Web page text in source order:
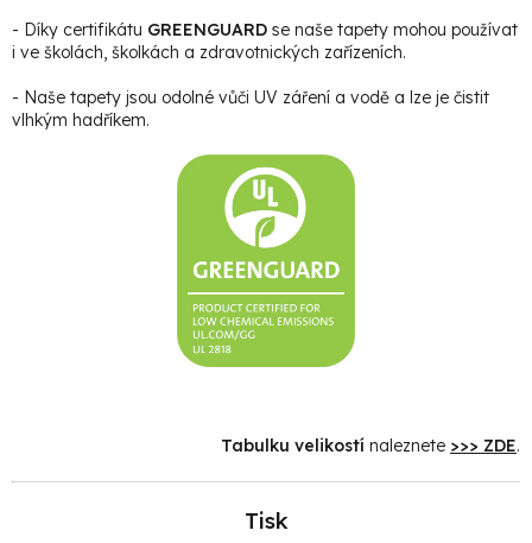
- Díky certifikátu GREENGUARD se naše tapety mohou používat
i ve školách, školkách a zdravotnických zařízeních.
- Naše tapety jsou odolné vůči UV záření a vodě a lze je čistit
vlhkým hadříkem.
Tabulku velikostí naleznete >>> ZDE.
Tisk